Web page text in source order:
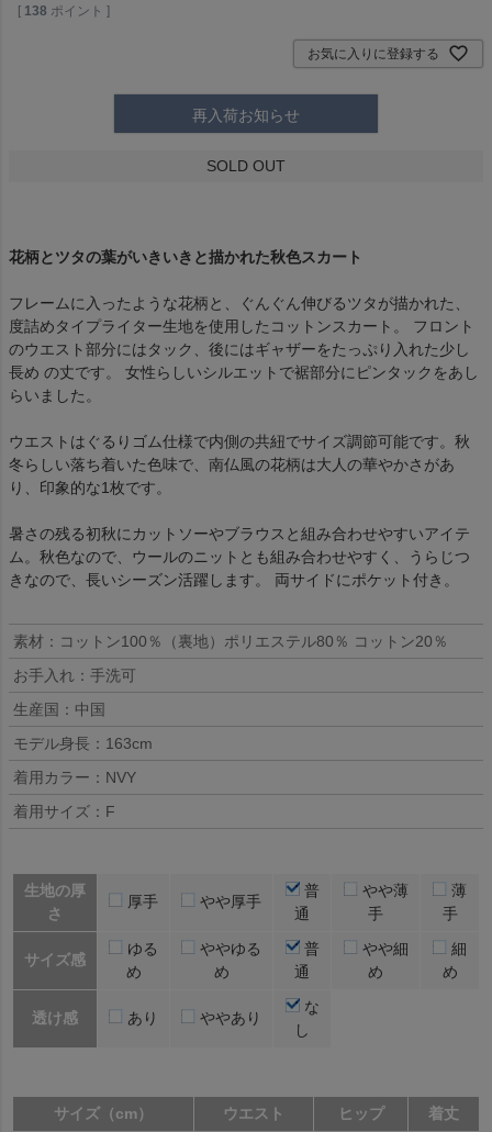
[ 138 ポイント ]
お気に入りに登録する
再入荷お知らせ
SOLD OUT
花柄とツタの葉がいきいきと描かれた秋色スカート
フレームに入ったような花柄と、ぐんぐん伸びるツタが描かれた、
度詰めタイプライター生地を使用したコットンスカート。 フロント
のウエスト部分にはタック、後にはギャザーをたっぷり入れた少し
長め の丈です。 女性らしいシルエットで裾部分にピンタックをあし
らいました。
ウエストはぐるりゴム仕様で内側の共紐でサイズ調節可能です。秋
冬らしい落ち着いた色味で、南仏風の花柄は大人の華やかさがあ
り、印象的な1枚です。
暑さの残る初秋にカットソーやブラウスと組み合わせやすいアイテ
ム。秋色なので、ウールのニットとも組み合わせやすく、うらじつ
きなので、長いシーズン活躍します。 両サイドにポケット付き。
素材：コットン100％（裏地）ポリエステル80％ コットン20％
お手入れ：手洗可
生産国：中国
モデル身長：163cm
着用カラー：NVY
着用サイズ：F
生地の厚
さ
厚手 やや厚手
普
通
やや薄
手
薄
手
サイズ感
ゆる
め
ややゆる
め
普
通
やや細
め
細
め
透け感 あり ややあり
な
し
サイズ（cm） ウエスト ヒップ 着丈